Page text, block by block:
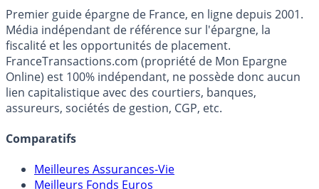
FranceTransactions.com
Premier guide épargne de France, en ligne depuis 2001.
Média indépendant de référence sur l'épargne, la
fiscalité et les opportunités de placement.
FranceTransactions.com (propriété de Mon Epargne
Online) est 100% indépendant, ne possède donc aucun
assureurs, sociétés de gestion, CGP, etc.
Comparatifs